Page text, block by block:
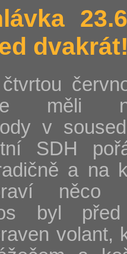
měli
v
SDH
a na
něco
byl před
volant,